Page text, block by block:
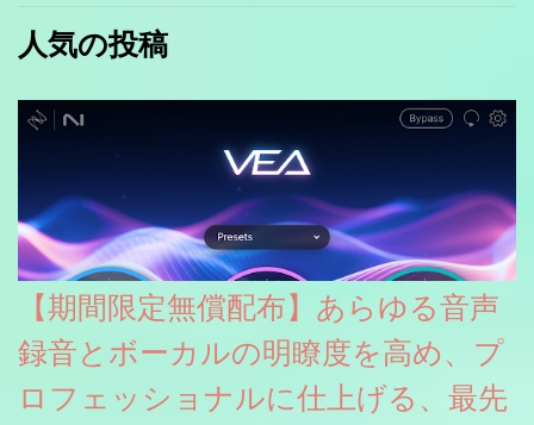
人気の投稿
【期間限定無償配布】あらゆる音声
録音とボーカルの明瞭度を高め、プ
ロフェッショナルに仕上げる、最先